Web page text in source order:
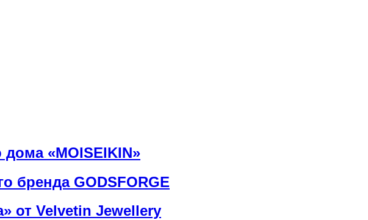
«MOISEIKIN»
бренда GODSFORGE
от Velvetin Jewellery